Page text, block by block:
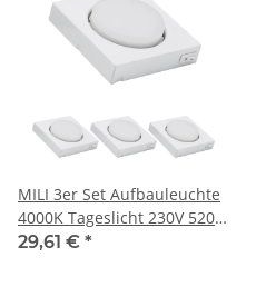
MILI 3er Set Aufbauleuchte
4000K Tageslicht 230V 520
29,61 € *